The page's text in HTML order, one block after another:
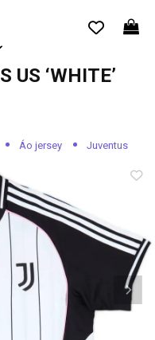
US ‘WHITE’
Áo jersey Juventus
wishlist